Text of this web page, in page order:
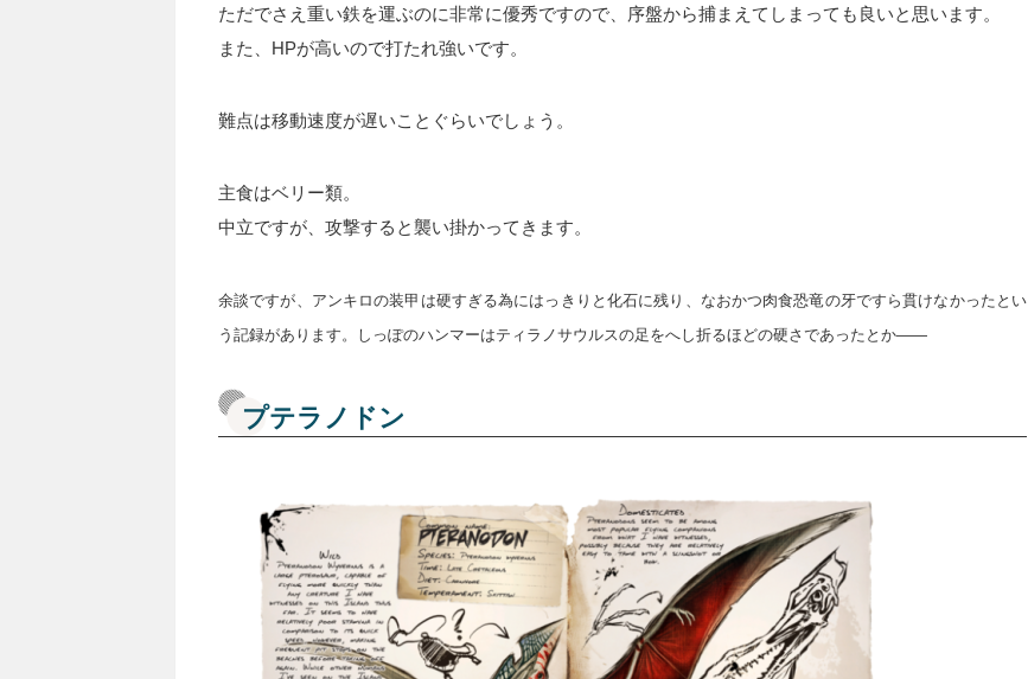
ただでさえ重い鉄を運ぶのに非常に優秀ですので、序盤から捕まえてしまっても良いと思います。
また、HPが高いので打たれ強いです。
難点は移動速度が遅いことぐらいでしょう。
主食はベリー類。
中立ですが、攻撃すると襲い掛かってきます。
余談ですが、アンキロの装甲は硬すぎる為にはっきりと化石に残り、なおかつ肉食恐竜の牙ですら貫けなかったとい
う記録があります。しっぽのハンマーはティラノサウルスの足をへし折るほどの硬さであったとか――
プテラノドン